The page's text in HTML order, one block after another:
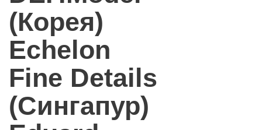
(Корея)
Echelon
Fine Details
(Сингапур)